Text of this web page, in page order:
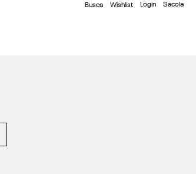
Busca Wishlist Login